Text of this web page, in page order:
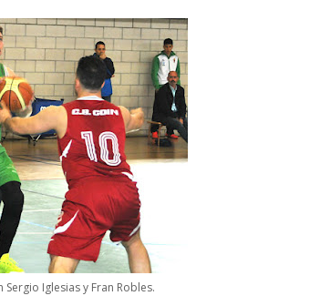
Iglesias y Fran Robles.